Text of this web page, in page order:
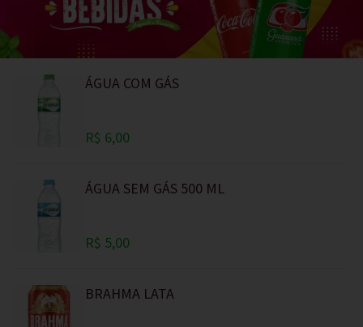
ÁGUA COM GÁS
R$ 6,00
ÁGUA SEM GÁS 500 ML
R$ 5,00
BRAHMA LATA